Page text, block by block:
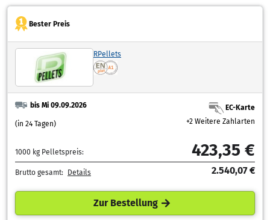
Bester Preis
RPellets
bis Mi 09.09.2026
(in 24 Tagen)
EC-Karte
+2 Weitere Zahlarten
1000 kg Pelletspreis: 423,35 €
Brutto gesamt: Details 2.540,07 €
Zur Bestellung